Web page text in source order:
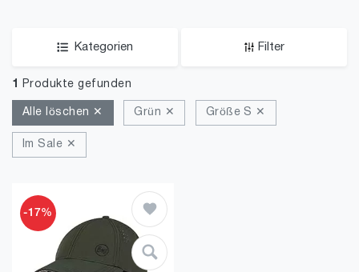
Kategorien Filter
1 Produkte gefunden
Alle löschen ✕ Grün ✕ Größe S ✕
Im Sale ✕
-17%